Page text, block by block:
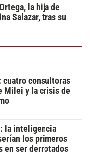
la hija de
Salazar, tras su
cuatro consultoras
Milei y la crisis de
la inteligencia
los primeros
en ser derrotados